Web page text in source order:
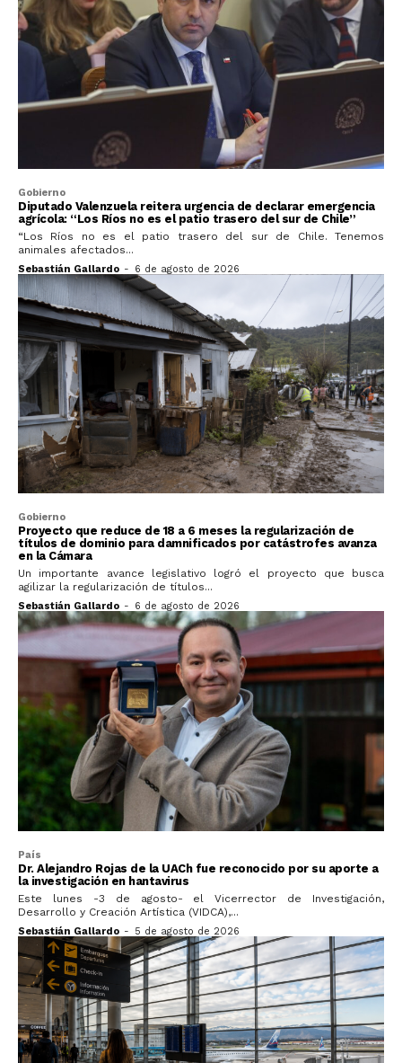
Gobierno
Diputado Valenzuela reitera urgencia de declarar emergencia
agrícola: “Los Ríos no es el patio trasero del sur de Chile”
“Los Ríos no es el patio trasero del sur de Chile. Tenemos
animales afectados...
Sebastián Gallardo - 6 de agosto de 2026
Gobierno
Proyecto que reduce de 18 a 6 meses la regularización de
títulos de dominio para damnificados por catástrofes avanza
en la Cámara
Un importante avance legislativo logró el proyecto que busca
agilizar la regularización de títulos...
Sebastián Gallardo - 6 de agosto de 2026
País
Dr. Alejandro Rojas de la UACh fue reconocido por su aporte a
la investigación en hantavirus
Este lunes -3 de agosto- el Vicerrector de Investigación,
Desarrollo y Creación Artística (VIDCA),...
Sebastián Gallardo - 5 de agosto de 2026